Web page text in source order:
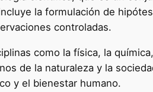
la formulación de
controladas.
como la física, la
de la naturaleza y la
y el bienestar humano.